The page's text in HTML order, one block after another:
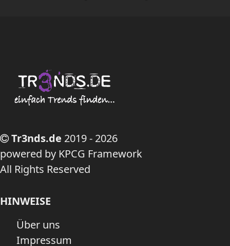
Tr3nds.de 2019 - 2026
powered by KPCG Framework
All Rights Reserved
HINWEISE
Über uns
Impressum